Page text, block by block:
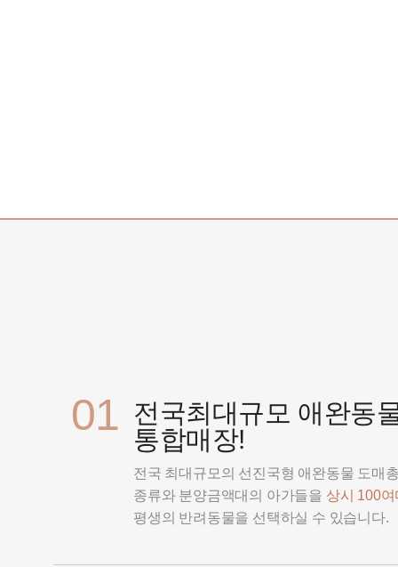
01 전국최대규모 애완동
통합매장!
전국 최대규모의 선진국형 애완동물 도매
종류와 분양금액대의 아가들을 상시 100
평생의 반려동물을 선택하실 수 있습니다.